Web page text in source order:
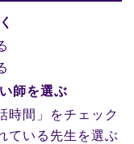
師を選ぶ
時間」をチェック
ている先生を選ぶ